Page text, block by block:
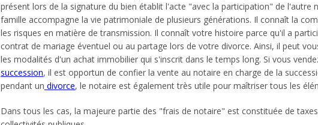
présent lors de la signature du bien établit l'acte "avec la participation" de l'autre
famille accompagne la vie patrimoniale de plusieurs générations. Il connaît la
les risques en matière de transmission. Il connaît votre histoire parce qu'il a
contrat de mariage éventuel ou au partage lors de votre divorce. Ainsi, il peut
les modalités d'un achat immobilier qui s'inscrit dans le temps long. Si vous
succession, il est opportun de confier la vente au notaire en charge de la
pendant un divorce, le notaire est également très utile pour maîtriser tous les
Dans tous les cas, la majeure partie des "frais de notaire" est constituée de